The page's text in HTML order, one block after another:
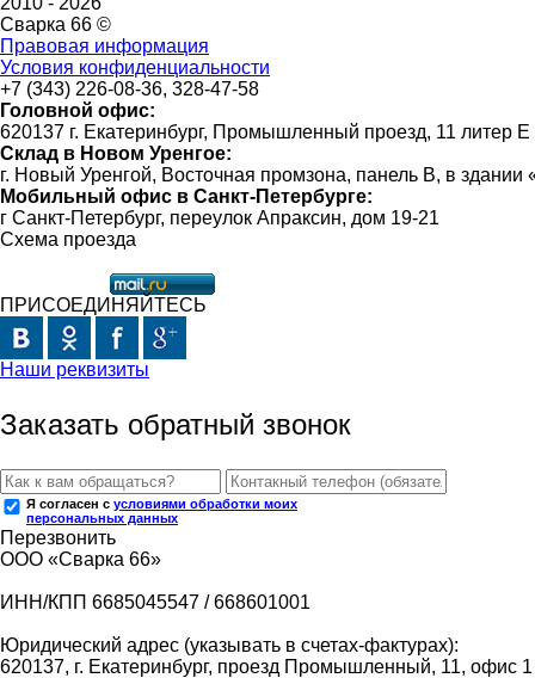
Сварка 66 ©
Правовая информация
Условия конфиденциальности
+7 (343) 226-08-36, 328-47-58
Головной офис:
620137 г. Екатеринбург, Промышленный проезд, 11 литер Е
Склад в Новом Уренгое:
г. Новый Уренгой, Восточная промзона, панель В, в
Мобильный офис в Санкт-Петербурге:
г Санкт-Петербург, переулок Апраксин, дом 19-21
Схема проезда
ПРИСОЕДИНЯЙТЕСЬ
Наши реквизиты
Заказать обратный звонок
Я согласен с условиями обработки моих
персональных данных
Перезвонить
ООО «Сварка 66»
ИНН/КПП 6685045547 / 668601001
Юридический адрес (указывать в счетах-фактурах):
620137, г. Екатеринбург, проезд Промышленный, 11, офис 1